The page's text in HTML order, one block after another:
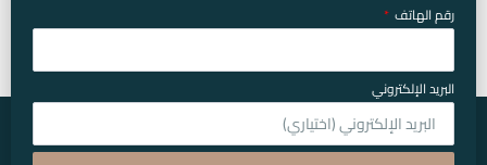
رقم الهاتف
البريد الإلكتروني